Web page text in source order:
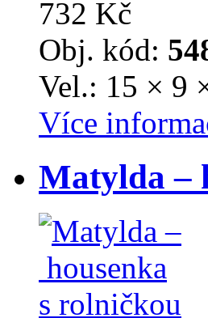
732 Kč
Obj. kód:
Vel.: 15 × 9
Více
Matylda –